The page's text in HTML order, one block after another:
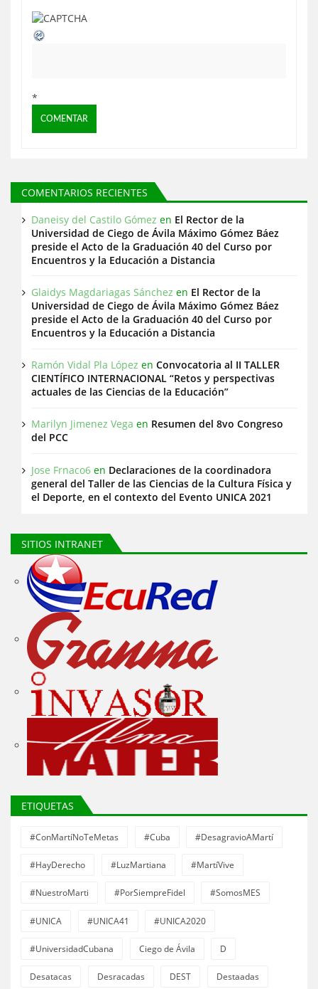
*
COMENTARIOS RECIENTES
Daneisy del Castilo Gómez en El Rector de la
Universidad de Ciego de Ávila Máximo Gómez Báez
preside el Acto de la Graduación 40 del Curso por
Encuentros y la Educación a Distancia
Glaidys Magdariagas Sánchez en El Rector de la
Universidad de Ciego de Ávila Máximo Gómez Báez
preside el Acto de la Graduación 40 del Curso por
Encuentros y la Educación a Distancia
Ramón Vidal Pla López en Convocatoria al II TALLER
CIENTÍFICO INTERNACIONAL “Retos y perspectivas
actuales de las Ciencias de la Educación”
Marilyn Jimenez Vega en Resumen del 8vo Congreso
del PCC
Jose Frnaco6 en Declaraciones de la coordinadora
general del Taller de las Ciencias de la Cultura Física y
el Deporte, en el contexto del Evento UNICA 2021
SITIOS INTRANET
ETIQUETAS
#ConMartíNoTeMetas #Cuba #DesagravioAMartí
#HayDerecho #LuzMartiana #MartíVive
#NuestroMarti #PorSiempreFidel #SomosMES
#UNICA #UNICA41 #UNICA2020
#UniversidadCubana Ciego de Ávila D
Desatacas Desracadas DEST Destaadas